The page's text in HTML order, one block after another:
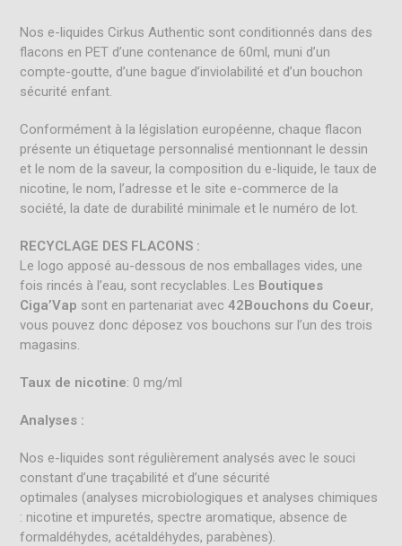
Nos e-liquides Cirkus Authentic sont conditionnés dans des
flacons en PET d’une contenance de 60ml, muni d’un
compte-goutte, d’une bague d’inviolabilité et d’un bouchon
sécurité enfant.
Conformément à la législation européenne, chaque flacon
présente un étiquetage personnalisé mentionnant le dessin
et le nom de la saveur, la composition du e-liquide, le taux de
nicotine, le nom, l’adresse et le site e-commerce de la
société, la date de durabilité minimale et le numéro de lot.
RECYCLAGE DES FLACONS :
Le logo apposé au-dessous de nos emballages vides, une
fois rincés à l’eau, sont recyclables. Les Boutiques
Ciga’Vap sont en partenariat avec42Bouchons du Coeur,
vous pouvez donc déposez vos bouchons sur l’un des trois
magasins.
Taux de nicotine: 0 mg/ml
Analyses :
Nos e-liquides sont régulièrement analysés avec le souci
constant d’une traçabilité et d’une sécurité
optimales (analyses microbiologiques et analyses chimiques
: nicotine et impuretés, spectre aromatique, absence de
formaldéhydes, acétaldéhydes, parabènes).